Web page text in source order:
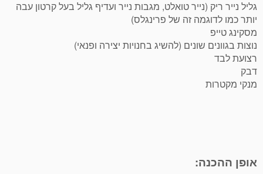
גליל נייר ריק (נייר טואלט, מגבות נייר ועדיף גליל בעל קרטון עבה
יותר כמו לדוגמה זה של פרינגלס)
מסקינג טייפ
נוצות בגוונים שונים (להשיג בחנויות יצירה ופנאי)
רצועת לבד
דבק
מנקי מקטרות
אופן ההכנה: